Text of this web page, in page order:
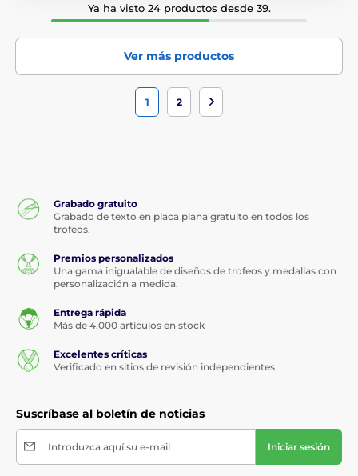
Ya ha visto 24 productos desde 39.
Ver más productos
1 2
Grabado gratuito
Grabado de texto en placa plana gratuito en todos los
trofeos.
Premios personalizados
Una gama inigualable de diseños de trofeos y medallas con
personalización a medida.
Entrega rápida
Más de 4,000 artículos en stock
Excelentes críticas
Verificado en sitios de revisión independientes
Suscríbase al boletín de noticias
Introduzca aquí su e-mail Iniciar sesión